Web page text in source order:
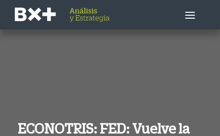
ECONOTRIS: FED: Vuelve la